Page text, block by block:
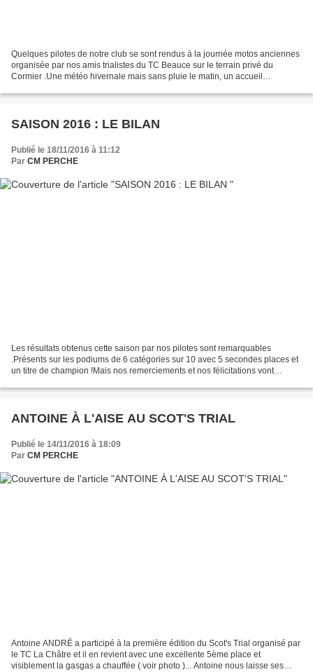
Quelques pilotes de notre club se sont rendus à la journée motos anciennes
organisée par nos amis trialistes du TC Beauce sur le terrain privé du
Cormier .Une météo hivernale mais sans pluie le matin, un accueil
SAISON 2016 : LE BILAN
Publié le 18/11/2016 à 11:12
Par CM PERCHE
Les résultats obtenus cette saison par nos pilotes sont remarquables
.Présents sur les podiums de 6 catégories sur 10 avec 5 secondes places et
un titre de champion !Mais nos remerciements et nos félicitations vont
ANTOINE À L'AISE AU SCOT'S TRIAL
Publié le 14/11/2016 à 18:09
Par CM PERCHE
Antoine ANDRÉ a participé à la première édition du Scot's Trial organisé par
le TC La Châtre et il en revient avec une excellente 5ème place et
visiblement la gasgas a chauffée ( voir photo )... Antoine nous laisse ses